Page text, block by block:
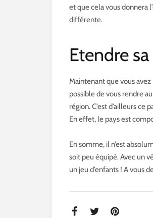
et que cela vous donnera
différente.
Etendre
Maintenant que vous avez
possible de vous rendre
région. C’est d’ailleurs
En effet, le pays est
En somme, il n’est
soit peu équipé. Avec un
un jeu d’enfants ! A vous